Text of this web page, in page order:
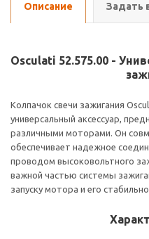
Описание Задать
Osculati 52.575.00 -
Колпачок свечи зажигания
универсальный аксессуар,
различными моторами. Он
обеспечивает надежное
проводом высоковольтного
важной частью системы
запуску мотора и его